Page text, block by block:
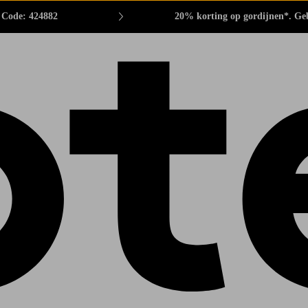
424882 20% korting op gordijnen*.